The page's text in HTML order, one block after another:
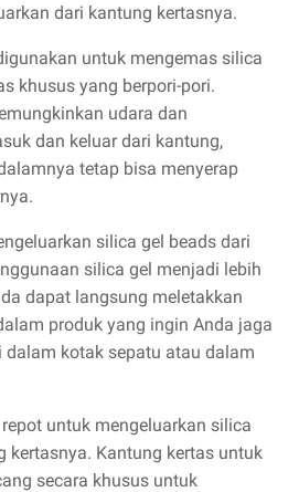
dari kantung kertasnya.
untuk mengemas silica
khusus yang berpori-pori.
udara dan
dan keluar dari kantung,
tetap bisa menyerap
silica gel beads dari
silica gel menjadi lebih
dapat langsung meletakkan
produk yang ingin Anda jaga
dalam kotak sepatu atau dalam
untuk mengeluarkan silica
kertasnya. Kantung kertas untuk
secara khusus untuk